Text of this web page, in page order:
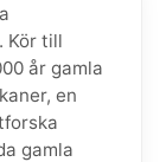
Kör till
år gamla
en
gamla